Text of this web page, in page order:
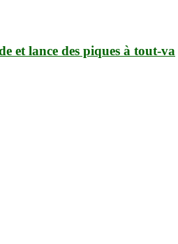
et lance des piques à tout-va